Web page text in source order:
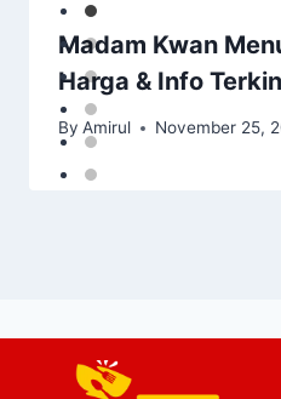
Madam Kwan
Harga & Info
By Amirul November 25,